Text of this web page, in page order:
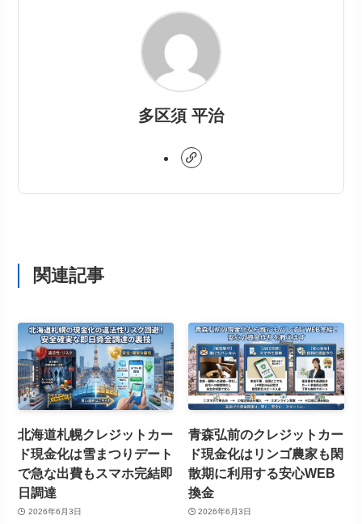
多区須 平治
関連記事
北海道札幌クレジットカー
ド現金化は雪まつりデート
で急な出費もスマホ完結即
日調達
2026年6月3日
青森弘前のクレジットカー
ド現金化はリンゴ農家も閑
散期に利用する安心WEB
換金
2026年6月3日